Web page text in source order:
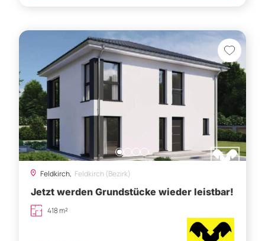
Feldkirch, Feldkirch (Bezirk)
Jetzt werden Grundstücke wieder leistbar!
418 m²